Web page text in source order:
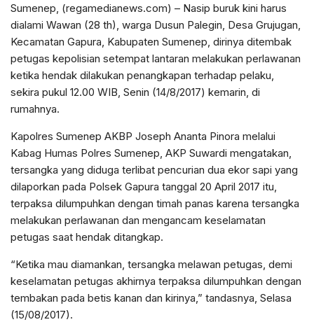
Sumenep, (regamedianews.com) – Nasip buruk kini harus
dialami Wawan (28 th), warga Dusun Palegin, Desa Grujugan,
Kecamatan Gapura, Kabupaten Sumenep, dirinya ditembak
petugas kepolisian setempat lantaran melakukan perlawanan
ketika hendak dilakukan penangkapan terhadap pelaku,
sekira pukul 12.00 WIB, Senin (14/8/2017) kemarin, di
rumahnya.
Kapolres Sumenep AKBP Joseph Ananta Pinora melalui
Kabag Humas Polres Sumenep, AKP Suwardi mengatakan,
tersangka yang diduga terlibat pencurian dua ekor sapi yang
dilaporkan pada Polsek Gapura tanggal 20 April 2017 itu,
terpaksa dilumpuhkan dengan timah panas karena tersangka
melakukan perlawanan dan mengancam keselamatan
petugas saat hendak ditangkap.
“Ketika mau diamankan, tersangka melawan petugas, demi
keselamatan petugas akhirnya terpaksa dilumpuhkan dengan
tembakan pada betis kanan dan kirinya,” tandasnya, Selasa
(15/08/2017).